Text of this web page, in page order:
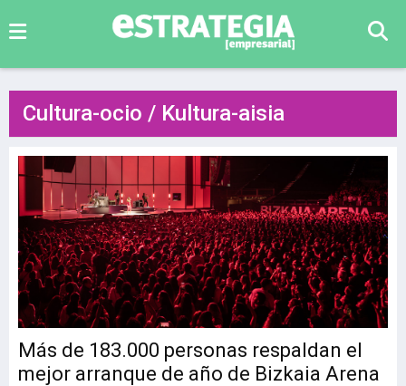
Cultura-ocio / Kultura-aisia
Más de 183.000 personas respaldan el
mejor arranque de año de Bizkaia Arena